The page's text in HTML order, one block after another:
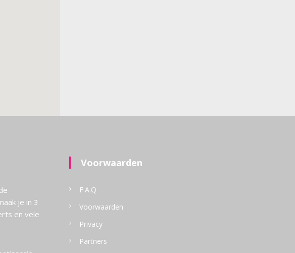
je in 3
en vele
Voorwaarden
F.A.Q
Voorwaarden
Privacy
Partners